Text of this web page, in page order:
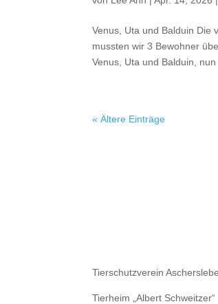
Venus, Uta und Balduin Die
mussten wir 3 Bewohner
Venus, Uta und Balduin, nun
« Ältere Einträge
Tierschutzverein
Tierheim „Albert Schweitzer“